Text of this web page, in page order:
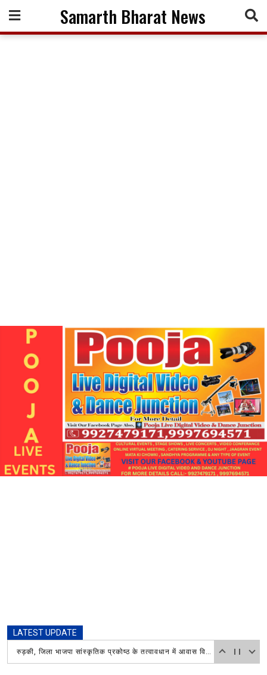
content
Samarth Bharat News
LATEST UPDATE
रुड़की, जिला भाजपा सांस्कृतिक प्रकोष्ठ के तत्वावधान में आवास विकास स्थित माधव शाखा पार्क में एक वृक्ष मां के नाम कार्यक्रम के अंतर्गत वृक्षारोपण कार्यक्रम आयोजित किया गया।